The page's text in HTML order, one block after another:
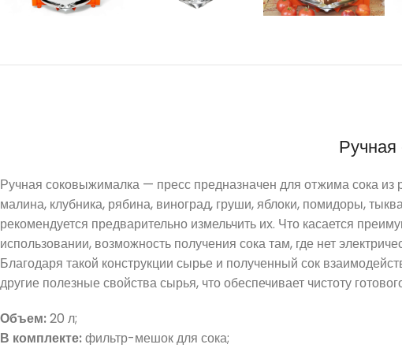
Ручная соковыжималка — пресс предназначен для отжима сока из
малина, клубника, рябина, виноград, груши, яблоки, помидоры,
рекомендуется предварительно измельчить их. Что касается
использовании, возможность получения сока там, где нет
Благодаря такой конструкции сырье и полученный сок
другие полезные свойства сырья, что обеспечивает чистоту
Объем:20 л;
В комплекте:фильтр-мешок для сока;